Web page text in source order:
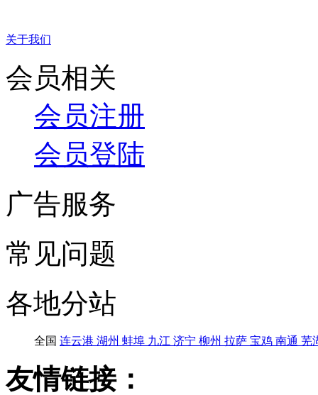
关于我们
会员相关
会员注册
会员登陆
广告服务
常见问题
各地分站
全国 连云港 湖州 蚌埠 九江 济宁 柳州 拉萨 宝鸡 南通 芜
友情链接：